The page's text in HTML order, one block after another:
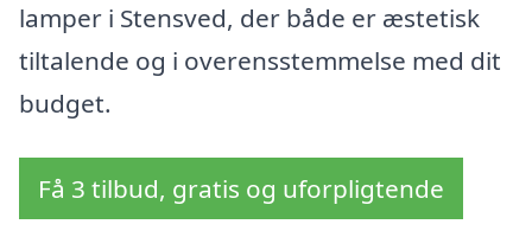
lamper i Stensved, der både er æstetisk
tiltalende og i overensstemmelse med dit
budget.
Få 3 tilbud, gratis og uforpligtende